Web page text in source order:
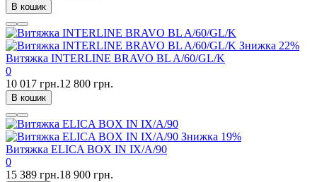
В кошик
Знижка 22%
Витяжка INTERLINE BRAVO BL A/60/GL/K
0
10 017 грн.12 800 грн.
В кошик
Знижка 19%
Витяжка ELICA BOX IN IX/A/90
0
15 389 грн.18 900 грн.